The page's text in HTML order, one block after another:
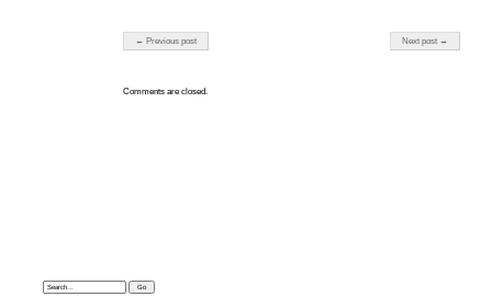
Post navigation
← Previous post Next post →
Comments are closed.
Search: